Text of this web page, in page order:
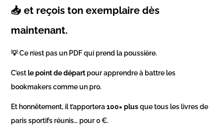
📥 et reçois ton exemplaire dès
maintenant.
💡 Ce n’est pas un PDF qui prend la poussière.
C’est le point de départ pour apprendre à battre les
bookmakers comme un pro.
Et honnêtement, il t’apportera100× plusque tous les livres de
paris sportifs réunis… pour 0 €.